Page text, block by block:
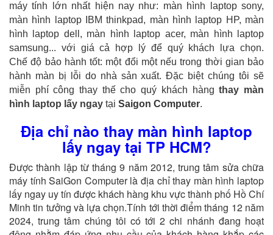
máy tính lớn nhất hiện nay như: màn hình laptop sony,
màn hình laptop IBM thinkpad, màn hình laptop HP, màn
hình laptop dell, màn hình laptop acer, màn hình laptop
samsung... với giá cả hợp lý để quý khách lựa chọn.
Chế độ bảo hành tốt: một đổi một nếu trong thời gian bảo
hành màn bị lỗi do nhà sản xuất. Đặc biệt chúng tôi sẽ
miễn phí công thay thế cho quý khách hàngthay màn
hình laptop lấy ngay tại Saigon Computer.
Địa chỉ nào thay màn hình laptop
lấy ngay tại TP HCM?
Được thành lập từ tháng 9 năm 2012, trung tâm sửa chữa
máy tính SaiGon Computer là địa chỉ thay màn hình laptop
lấy ngay uy tín được khách hàng khu vực thành phố Hồ Chí
Minh tin tưởng và lựa chọn.Tính tới thời điểm tháng 12 năm
2024, trung tâm chúng tôi có tới 2 chi nhánh đang hoạt